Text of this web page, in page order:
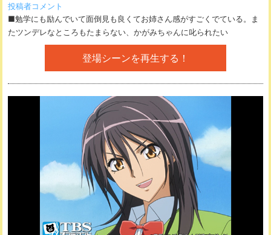
投稿者コメント
■勉学にも励んでいて面倒見も良くてお姉さん感がすごくでている。ま
たツンデレなところもたまらない、かがみちゃんに叱られたい
登場シーンを再生する！